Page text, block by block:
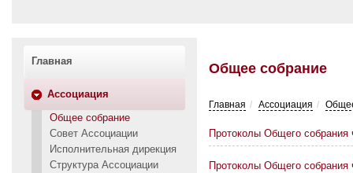
Главная
Ассоциация
Общее собрание
Совет Ассоциации
Исполнительная дирекция
Структура Ассоциации
Общее собрание
Главная Ассоциация
Протоколы Общего
Протоколы Общего